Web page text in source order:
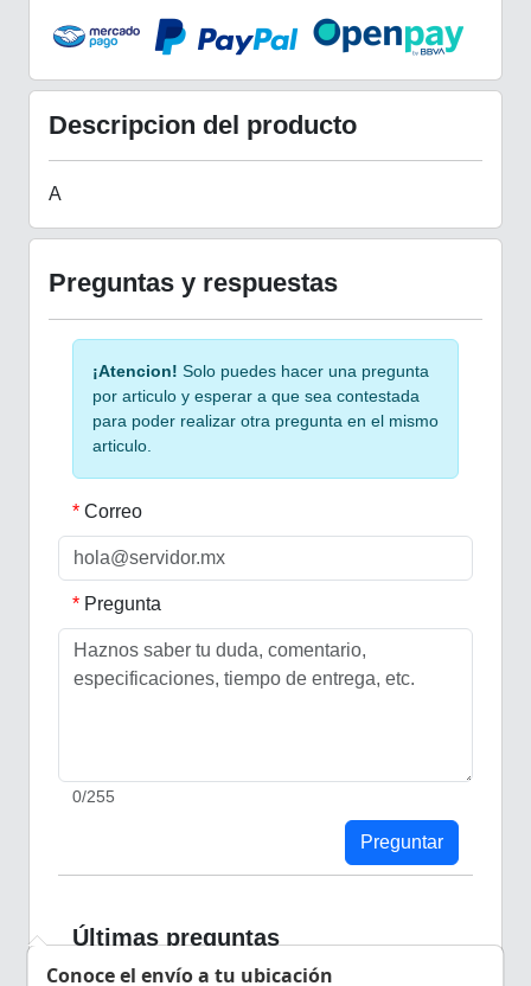
Descripcion del producto
A
Preguntas y respuestas
¡Atencion! Solo puedes hacer una pregunta
por articulo y esperar a que sea contestada
para poder realizar otra pregunta en el mismo
articulo.
Correo
Pregunta
0/255
Preguntar
Últimas preguntas
Conoce el envío a tu ubicación